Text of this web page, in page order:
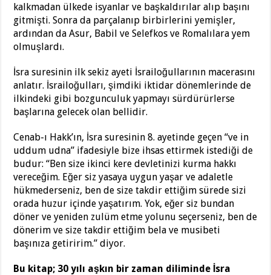
kalkmadan ülkede isyanlar ve başkaldırılar alıp başını
gitmişti. Sonra da parçalanıp birbirlerini yemişler,
ardından da Asur, Babil ve Selefkos ve Romalılara yem
olmuşlardı.
İsra suresinin ilk sekiz ayeti İsrailoğullarının macerasını
anlatır. İsrailoğulları, şimdiki iktidar dönemlerinde de
ilkindeki gibi bozgunculuk yapmayı sürdürürlerse
başlarına gelecek olan bellidir.
Cenab-ı Hakk’ın, İsra suresinin 8. ayetinde geçen “ve in
uddum udna” ifadesiyle bize ihsas ettirmek istediği de
budur: “Ben size ikinci kere devletinizi kurma hakkı
vereceğim. Eğer siz yasaya uygun yaşar ve adaletle
hükmederseniz, ben de size takdir ettiğim sürede sizi
orada huzur içinde yaşatırım. Yok, eğer siz bundan
döner ve yeniden zulüm etme yolunu seçerseniz, ben de
dönerim ve size takdir ettiğim bela ve musibeti
başınıza getiririm.” diyor.
Bu kitap; 30 yılı aşkın bir zaman diliminde İsra